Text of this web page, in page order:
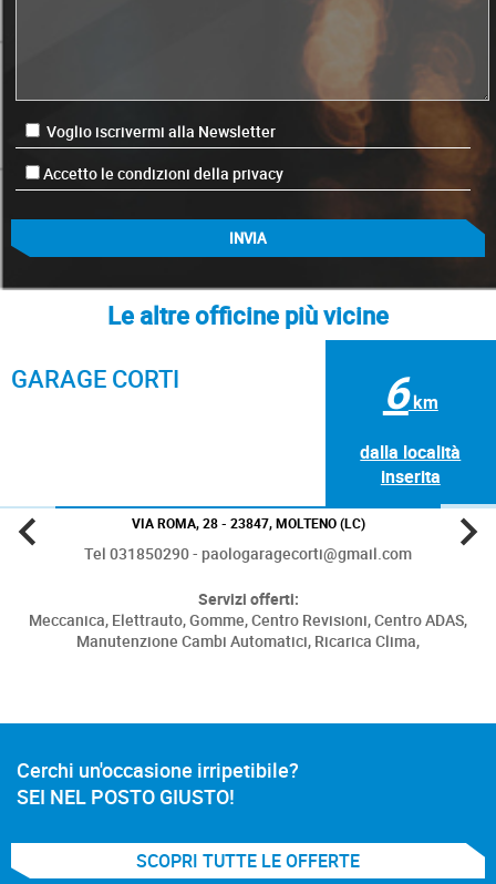
Voglio iscrivermi alla Newsletter
Accetto le condizioni della privacy
Le altre officine più vicine
GARAGE CORTI
6km
dalla località
inserita
VIA ROMA, 28 - 23847, MOLTENO (LC)
Tel 031850290 - paologaragecorti@gmail.com
Servizi offerti:
Meccanica, Elettrauto,Gomme,Centro Revisioni,Centro ADAS,
Manutenzione Cambi Automatici, Ricarica Clima,
Cerchi un'occasione irripetibile?
SEI NEL POSTO GIUSTO!
SCOPRI TUTTE LE OFFERTE